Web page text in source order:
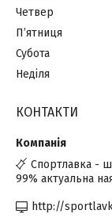
Четвер
Пʼятниця
Субота
Неділя
КОНТАКТИ
Спортлавка -
99% актуальна
http://